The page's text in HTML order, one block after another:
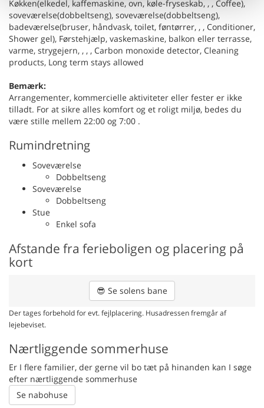
Køkken(elkedel, kaffemaskine, ovn, køle-fryseskab, , , Coffee),
soveværelse(dobbeltseng), soveværelse(dobbeltseng),
badeværelse(bruser, håndvask, toilet, føntørrer, , , Conditioner,
Shower gel), Førstehjælp, vaskemaskine, balkon eller terrasse,
varme, strygejern, , , , Carbon monoxide detector, Cleaning
products, Long term stays allowed
Bemærk:
Arrangementer, kommercielle aktiviteter eller fester er ikke
tilladt. For at sikre alles komfort og et roligt miljø, bedes du
være stille mellem 22:00 og 7:00 .
Rumindretning
Soveværelse
Dobbeltseng
Soveværelse
Dobbeltseng
Stue
Enkel sofa
Afstande fra ferieboligen og placering på
kort
😎 Se solens bane
Der tages forbehold for evt. fejlplacering. Husadressen fremgår af
lejebeviset.
Nærtliggende sommerhuse
Er I flere familier, der gerne vil bo tæt på hinanden kan I søge
efter nærtliggende sommerhuse
Se nabohuse